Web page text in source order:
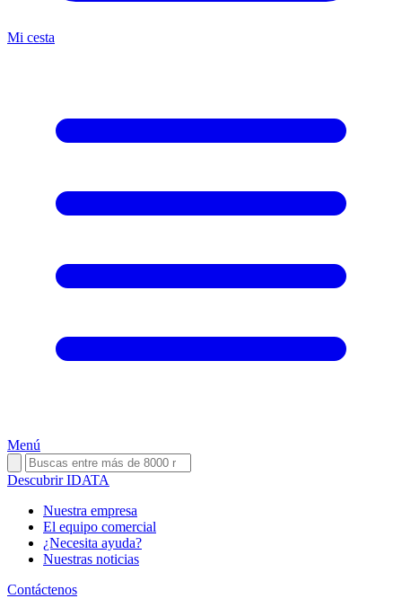
Mi cesta
Menú
Descubrir IDATA
Nuestra empresa
El equipo comercial
¿Necesita ayuda?
Nuestras noticias
Contáctenos